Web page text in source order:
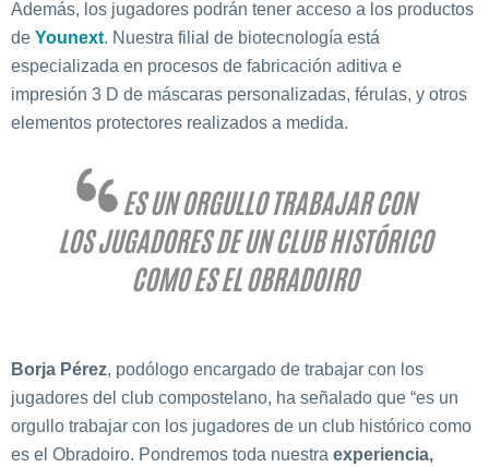
Además, los jugadores podrán tener acceso a los productos
de Younext. Nuestra filial de biotecnología está
especializada en procesos de fabricación aditiva e
impresión 3 D de máscaras personalizadas, férulas, y otros
elementos protectores realizados a medida.
ES UN ORGULLO TRABAJAR CON
LOS JUGADORES DE UN CLUB HISTÓRICO
COMO ES EL OBRADOIRO
Borja Pérez, podólogo encargado de trabajar con los
jugadores del club compostelano, ha señalado que “es un
orgullo trabajar con los jugadores de un club histórico como
es el Obradoiro. Pondremos toda nuestra experiencia,